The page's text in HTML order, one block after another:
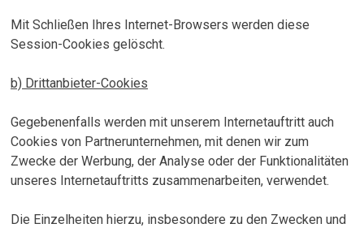
Mit Schließen Ihres Internet-Browsers werden diese
Session-Cookies gelöscht.
b) Drittanbieter-Cookies
Gegebenenfalls werden mit unserem Internetauftritt auch
Cookies von Partnerunternehmen, mit denen wir zum
Zwecke der Werbung, der Analyse oder der Funktionalitäten
unseres Internetauftritts zusammenarbeiten, verwendet.
Die Einzelheiten hierzu, insbesondere zu den Zwecken und